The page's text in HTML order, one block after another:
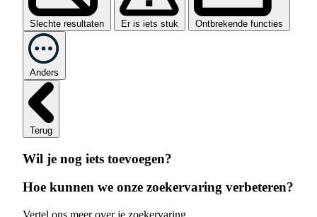
Slechte resultaten Er is iets stuk Ontbrekende functies
Anders
Terug
Wil je nog iets toevoegen?
Hoe kunnen we onze zoekervaring verbeteren?
Vertel ons meer over je zoekervaring